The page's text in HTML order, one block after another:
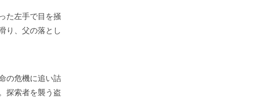
た左手で目を掻
り、父の落とし
の危機に追い詰
探索者を襲う盗